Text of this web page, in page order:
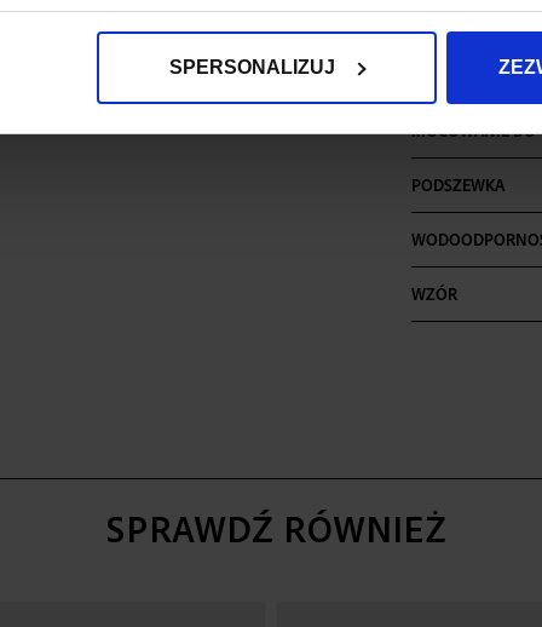
SPERSONALIZUJ MIEŚCI LAPTOPA
MOCOWANIE DO
PODSZEWKA
WZÓR
SPRAWDŹ RÓWNIEŻ